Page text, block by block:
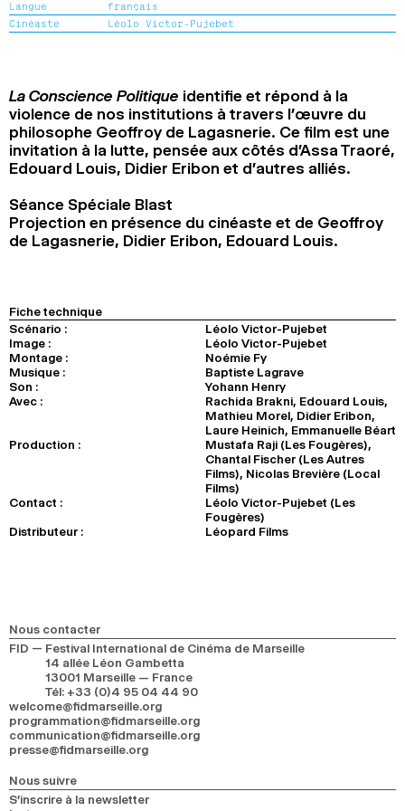
2024
2022
2020
2018
Langue
français
Cinéaste
Léolo Victor-Pujebet
La Conscience Politique identifie et répond à la
violence de nos institutions à travers l’œuvre du
philosophe Geoffroy de Lagasnerie. Ce film est une
invitation à la lutte, pensée aux côtés d’Assa Traoré,
Edouard Louis, Didier Eribon et d’autres alliés.
Séance Spéciale Blast
Projection en présence du cinéaste et de Geoffroy
de Lagasnerie, Didier Eribon, Edouard Louis.
Fiche technique
Scénario :
Léolo Victor-Pujebet
Image :
Léolo Victor-Pujebet
Montage :
Noémie Fy
Musique :
Baptiste Lagrave
Son :
Yohann Henry
Avec :
Rachida Brakni, Edouard Louis,
Mathieu Morel, Didier Eribon,
Laure Heinich, Emmanuelle Béart
Production :
Mustafa Raji (Les Fougères),
Chantal Fischer (Les Autres
Films), Nicolas Brevière (Local
Films)
Contact :
Léolo Victor-Pujebet (Les
Fougères)
Distributeur :
Léopard Films
Nous contacter
FID — Festival International de Cinéma de Marseille
14 allée Léon Gambetta
13001 Marseille — France
Tél: +33 (0)4 95 04 44 90
welcome@fidmarseille.org
programmation@fidmarseille.org
communication@fidmarseille.org
presse@fidmarseille.org
Nous suivre
S’inscrire à la newsletter